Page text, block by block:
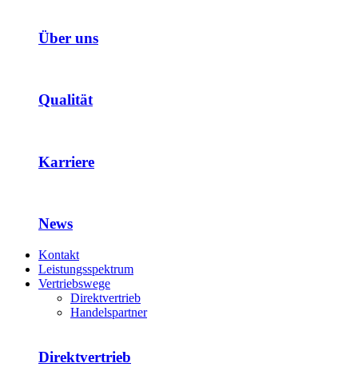
Über uns
Qualität
Karriere
News
Kontakt
Leistungsspektrum
Vertriebswege
Direktvertrieb
Handelspartner
Direktvertrieb